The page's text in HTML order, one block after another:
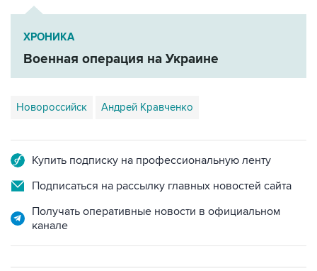
ХРОНИКА
Военная операция на Украине
Новороссийск Андрей Кравченко
Купить подписку на профессиональную ленту
Подписаться на рассылку главных новостей сайта
Получать оперативные новости в официальном
канале